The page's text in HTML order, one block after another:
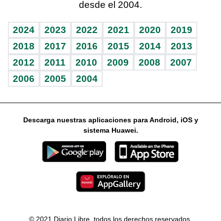
Vida y familia
Eñe
Celebrando la vida
Sin complejos
En pocas palabras
Escuchando al corazón
Economía Personal
Consulta Libre
BRV
TBT Deportivo
Más firmas
Guía del dinero
Horóscopos
desde el 2004.
2024 2023 2022 2021 2020
2019
2018
2017 2016 2015 2014
2013
2012
2011 2010 2009 2008
2007
2006
2005 2004
Descarga nuestras aplicaciones para Android, iOS y
sistema Huawei.
© 2021 Diario Libre, todos los derechos reservados.